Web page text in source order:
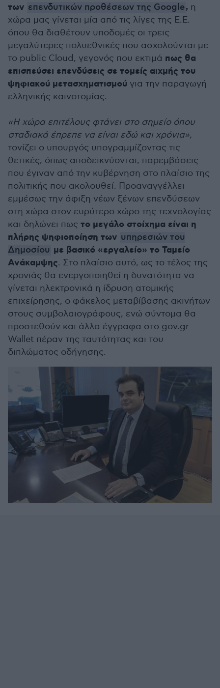
των επενδυτικών προθέσεων της Google, η
χώρα μας γίνεται μία από τις λίγες της Ε.Ε.
όπου θα διαθέτουν υποδομές οι τρεις
μεγαλύτερες πολυεθνικές που ασχολούνται με
το public Cloud, γεγονός που εκτιμά πως θα
επισπεύσει επενδύσεις σε τομείς αιχμής του
ψηφιακού μετασχηματισμού για την παραγωγή
ελληνικής καινοτομίας.
«Η χώρα επιτέλους φτάνει στο σημείο όπου
σταδιακά έπρεπε να είναι εδώ και χρόνια»,
τονίζει ο υπουργός υπογραμμίζοντας τις
θετικές, όπως αποδεικνύονται, παρεμβάσεις
που έγιναν από την κυβέρνηση στο πλαίσιο της
πολιτικής που ακολουθεί. Προαναγγέλλει
εμμέσως την άφιξη νέων ξένων επενδύσεων
στη χώρα στον ευρύτερο χώρο της τεχνολογίας
και δηλώνει πως το μεγάλο στοίχημα είναι η
πλήρης ψηφιοποίηση των υπηρεσιών του
Δημοσίου με βασικό «εργαλείο» το Ταμείο
Ανάκαμψης. Στο πλαίσιο αυτό, ως το τέλος της
χρονιάς θα ενεργοποιηθεί η δυνατότητα να
γίνεται ηλεκτρονικά η ίδρυση ατομικής
επιχείρησης, ο φάκελος μεταβίβασης ακινήτων
στους συμβολαιογράφους, ενώ σύντομα θα
προστεθούν και άλλα έγγραφα στο gov.gr
Wallet πέραν της ταυτότητας και του
διπλώματος οδήγησης.